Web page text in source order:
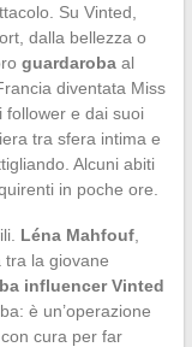
Su Vinted,
dalla bellezza o
guardarobaal
diventata Miss
follower e dai suoi
tra sfera intima e
Alcuni abiti
in poche ore.
Léna Mahfouf,
tra la giovane
influencer Vinted
è un’operazione
cura per far